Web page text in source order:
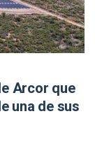
Arcor que
una de sus